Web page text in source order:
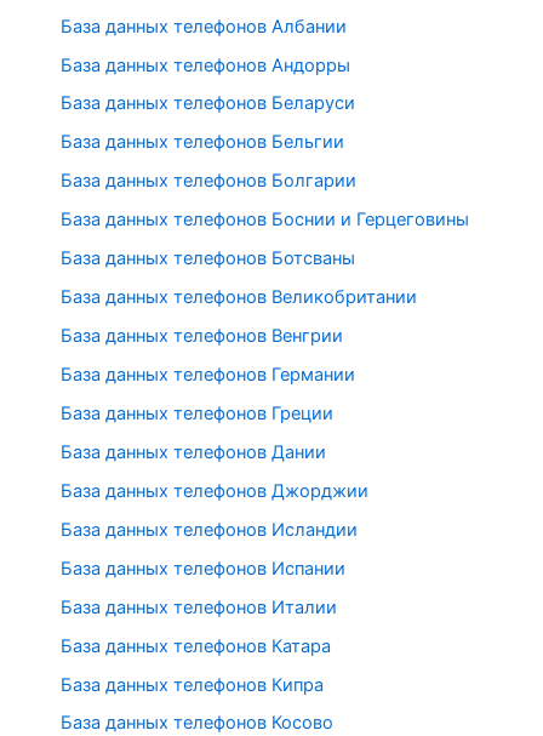
База данных телефонов Албании
База данных телефонов Андорры
База данных телефонов Беларуси
База данных телефонов Бельгии
База данных телефонов Болгарии
База данных телефонов Боснии и Герцеговины
База данных телефонов Ботсваны
База данных телефонов Великобритании
База данных телефонов Венгрии
База данных телефонов Германии
База данных телефонов Греции
База данных телефонов Дании
База данных телефонов Джорджии
База данных телефонов Исландии
База данных телефонов Испании
База данных телефонов Италии
База данных телефонов Катара
База данных телефонов Кипра
База данных телефонов Косово